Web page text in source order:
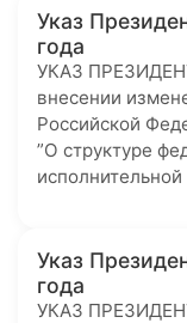
Указ
года
УКАЗ
внесении
Российской
”О структуре
Указ
года
УКАЗ